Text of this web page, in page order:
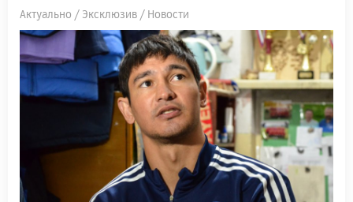
Актуально / Эксклюзив / Новости